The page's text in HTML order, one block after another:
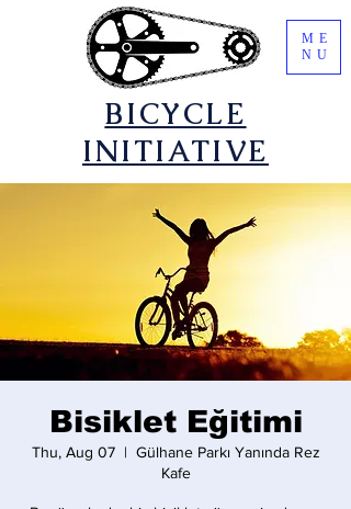
​BICYCLE
INITIATIVE
ME
NU
Bisiklet Eğitimi
Thu, Aug 07
  |
Gülhane Parkı Yanında Rez
Kafe